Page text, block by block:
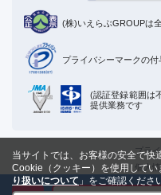
(株)いえらぶGROUPは
プライバシーマークの
(認証登録範囲は
提供業務です
プラ
個人
Cookie
当サイトでは、お客様の安全で快
Cookie（クッキー）を使用してい
り扱いについて 」をご確認くださ